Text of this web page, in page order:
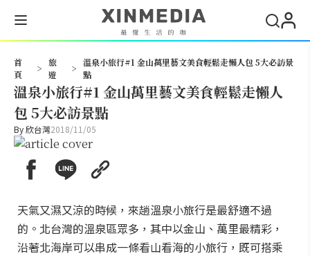
首
頁
>
旅
遊
>
溫泉小旅行#1 金山萬里藝文美食輕鬆走懶人包 5大必訪景
點
溫泉小旅行#1 金山萬里藝文美食輕鬆走懶人
包 5大必訪景點
By欣台灣2018/11/05
天氣又濕又涼的時候，來趟溫泉小旅行是最舒適不過
的。北台灣的溫泉區眾多，其中以金山、萬里最精彩，
沿著北海岸可以串成一條看山看海的小旅行，既可搭乘